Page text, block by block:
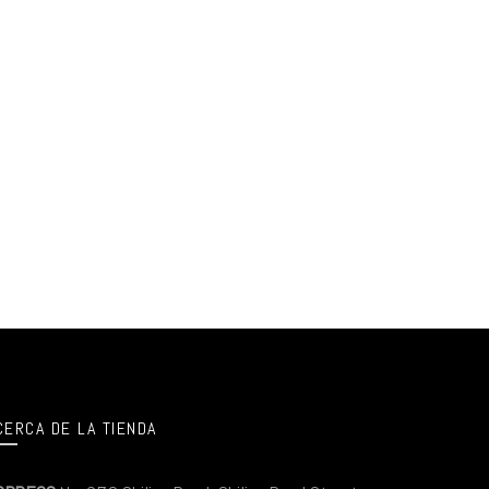
DE LA TIENDA